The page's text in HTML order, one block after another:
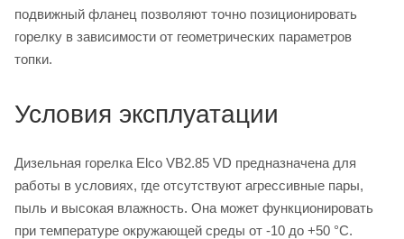
подвижный фланец позволяют точно позиционировать
горелку в зависимости от геометрических параметров
топки.
Условия эксплуатации
Дизельная горелка Elco VB2.85 VD предназначена для
работы в условиях, где отсутствуют агрессивные пары,
пыль и высокая влажность. Она может функционировать
при температуре окружающей среды от -10 до +50 °C.